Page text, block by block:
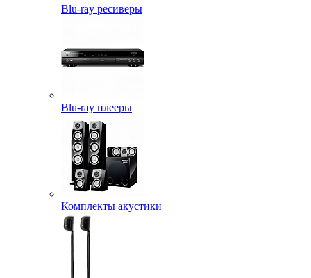
Blu-ray ресиверы
Blu-ray плееры
Комплекты акустики